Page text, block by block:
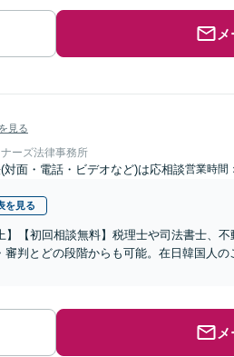
見る
ーズ法律事務所
対面・電話・ビデオなど)は応相談営業時間
を見る
】【初回相談無料】税理士や司法書士、
判とどの段階からも可能。在日韓国人